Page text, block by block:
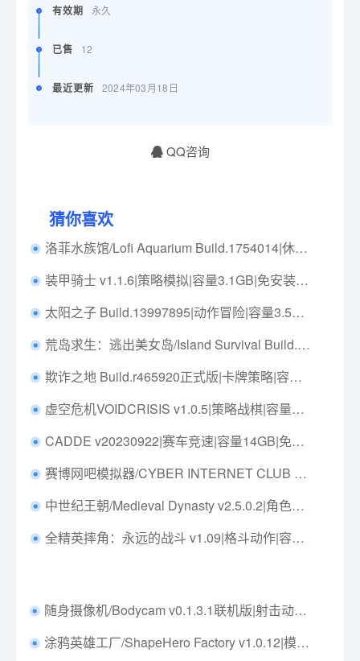
有效期 永久
已售 12
最近更新 2024年03月18日
QQ咨询
猜你喜欢
洛菲水族馆/Lofi Aquarium Build.1754014|休闲益智|容量496MB|免安装绿色中文版|支持键盘.鼠标.手柄
装甲骑士 v1.1.6|策略模拟|容量3.1GB|免安装绿色中文版|支持键盘.鼠标
太阳之子 Build.13997895|动作冒险|容量3.5GB|免安装绿色中文版|支持键盘.鼠标.手柄
荒岛求生：逃出美女岛/Island Survival Build.21257348|动作冒险|容量65.1GB|免安装绿色中文版|支持键盘.鼠标
欺诈之地 Build.r465920正式版|卡牌策略|容量5.2GB|免安装绿色中文版|支持键盘.鼠标.手柄
虚空危机VOIDCRISIS v1.0.5|策略战棋|容量7.8GB|免安装绿色中文版|支持键盘.鼠标
CADDE v20230922|赛车竞速|容量14GB|免安装绿色中文版|支持键盘.鼠标
赛博网吧模拟器/CYBER INTERNET CLUB SIMULATOR Build.15163168|模拟经营|容量3.1GB|免安装绿色中文版|支持键盘.鼠标
中世纪王朝/Medieval Dynasty v2.5.0.2|角色扮演|容量19.8GB|免安装绿色中文版|支持键盘.鼠标.手柄
全精英摔角：永远的战斗 v1.09|格斗动作|容量19.6GB|免安装绿色中文版|支持键盘.鼠标.手柄
随身摄像机/Bodycam v0.1.3.1联机版|射击动作|容量38.8GB|免安装绿色中文版|支持键盘.鼠标
涂鸦英雄工厂/ShapeHero Factory v1.0.12|模拟经营|容量1.1GB|免安装绿色中文版|支持键盘.鼠标